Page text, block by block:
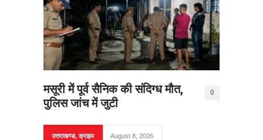
मसूरी में पूर्व सैनिक की संदिग्ध मौत,
पुलिस जांच में जुटी
0
उत्तराखण्ड,क्राइम August 8, 2026